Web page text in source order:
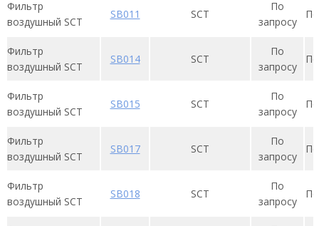
Фильтр
воздушный SCT
SB011 SСT
По
запросу
Фильтр
воздушный SCT
SB014 SСT
По
запросу
Фильтр
воздушный SCT
SB015 SСT
По
запросу
Фильтр
воздушный SCT
SB017 SСT
По
запросу
Фильтр
воздушный SCT
SB018 SСT
По
запросу